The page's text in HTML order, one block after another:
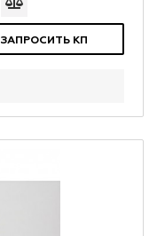
ЗАПРОСИТЬ КП